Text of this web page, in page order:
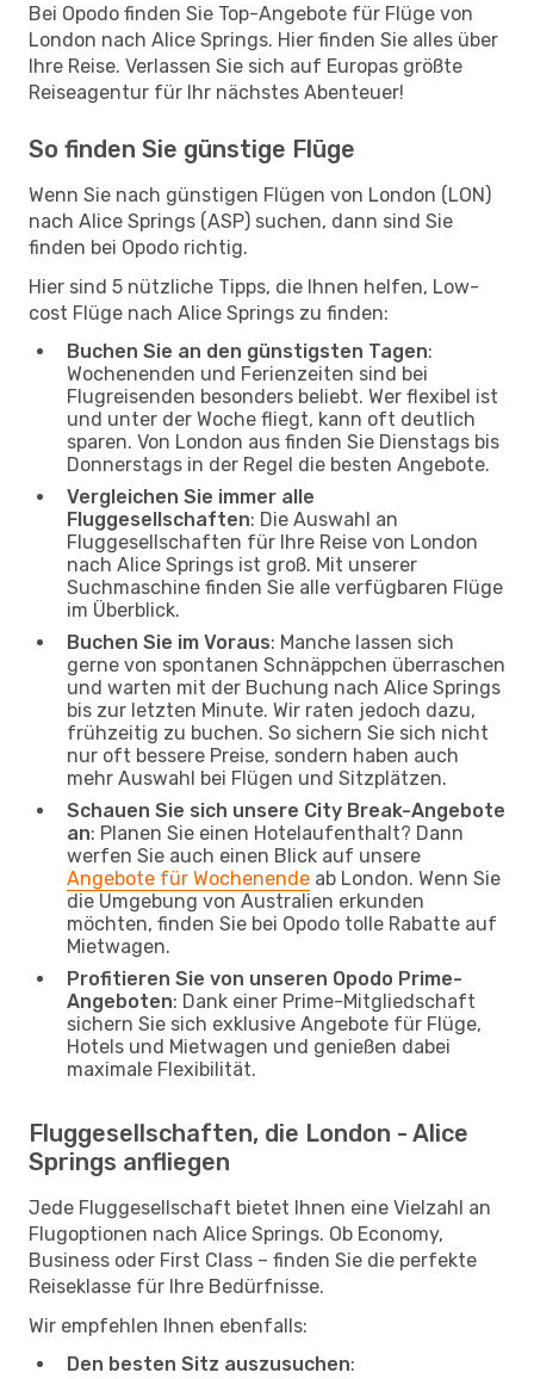
Bei Opodo finden Sie Top-Angebote für Flüge von
London nach Alice Springs. Hier finden Sie alles über
Ihre Reise. Verlassen Sie sich auf Europas größte
Reiseagentur für Ihr nächstes Abenteuer!
So finden Sie günstige Flüge
Wenn Sie nach günstigen Flügen von London (LON)
nach Alice Springs (ASP) suchen, dann sind Sie
finden bei Opodo richtig.
Hier sind 5 nützliche Tipps, die Ihnen helfen, Low-
cost Flüge nach Alice Springs zu finden:
Buchen Sie an den günstigsten Tagen:
Wochenenden und Ferienzeiten sind bei
Flugreisenden besonders beliebt. Wer flexibel ist
und unter der Woche fliegt, kann oft deutlich
sparen. Von London aus finden Sie Dienstags bis
Donnerstags in der Regel die besten Angebote.
Vergleichen Sie immer alle
Fluggesellschaften: Die Auswahl an
Fluggesellschaften für Ihre Reise von London
nach Alice Springs ist groß. Mit unserer
Suchmaschine finden Sie alle verfügbaren Flüge
im Überblick.
Buchen Sie im Voraus: Manche lassen sich
gerne von spontanen Schnäppchen überraschen
und warten mit der Buchung nach Alice Springs
bis zur letzten Minute. Wir raten jedoch dazu,
frühzeitig zu buchen. So sichern Sie sich nicht
nur oft bessere Preise, sondern haben auch
mehr Auswahl bei Flügen und Sitzplätzen.
Schauen Sie sich unsere City Break-Angebote
an: Planen Sie einen Hotelaufenthalt? Dann
werfen Sie auch einen Blick auf unsere
Angebote für Wochenende ab London. Wenn Sie
die Umgebung von Australien erkunden
möchten, finden Sie bei Opodo tolle Rabatte auf
Mietwagen.
Profitieren Sie von unseren Opodo Prime-
Angeboten: Dank einer Prime-Mitgliedschaft
sichern Sie sich exklusive Angebote für Flüge,
Hotels und Mietwagen und genießen dabei
maximale Flexibilität.
Fluggesellschaften, die London - Alice
Springs anfliegen
Jede Fluggesellschaft bietet Ihnen eine Vielzahl an
Flugoptionen nach Alice Springs. Ob Economy,
Business oder First Class – finden Sie die perfekte
Reiseklasse für Ihre Bedürfnisse.
Wir empfehlen Ihnen ebenfalls:
Den besten Sitz auszusuchen: